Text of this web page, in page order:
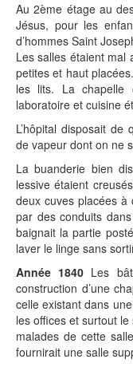
Au 2ème étage au
Jésus, pour les
d’hommes Saint
Les salles étaient mal
petites et haut
les lits. La chapelle
laboratoire et cuisine
L’hôpital disposait
de vapeur dont on ne
La buanderie bien
lessive étaient
deux cuves placées à
par des conduits
baignait la partie
laver le linge sans
Année 1840 Les
construction d’une
celle existant dans
les offices et surtout
malades de cette
fournirait une salle